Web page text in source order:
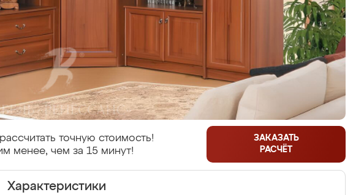
точную стоимость!
менее, чем за 15 минут!
ЗАКАЗАТЬ
РАСЧЁТ
Характеристики